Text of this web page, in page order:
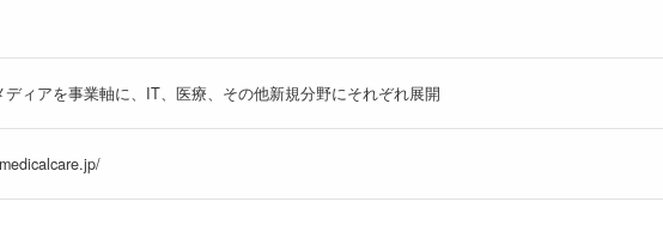
ディアを事業軸に、IT、医療、その他新規分野にそれぞれ展開